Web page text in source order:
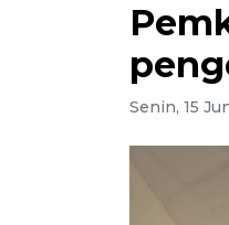
Senin, 15